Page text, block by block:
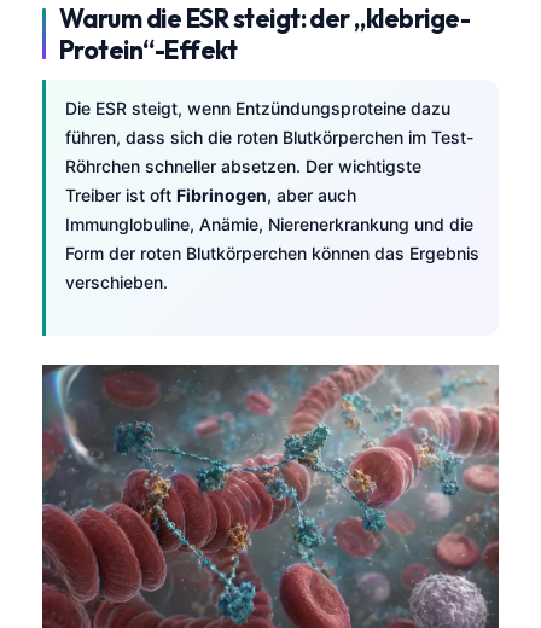
Warum die ESR steigt: der „klebrige-
Protein“-Effekt
Die ESR steigt, wenn Entzündungsproteine dazu
führen, dass sich die roten Blutkörperchen im Test-
Röhrchen schneller absetzen. Der wichtigste
Treiber ist oft Fibrinogen, aber auch
Immunglobuline, Anämie, Nierenerkrankung und die
Form der roten Blutkörperchen können das Ergebnis
verschieben.